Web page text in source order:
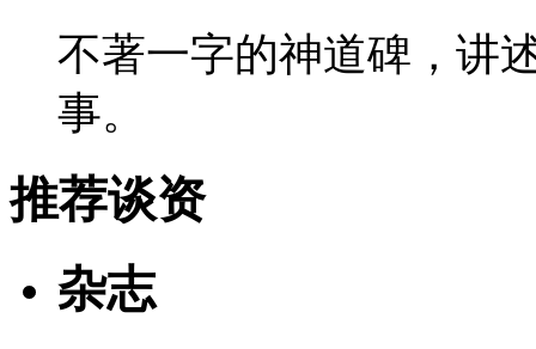
不著一字的神道碑，讲
事。
推荐谈资
杂志